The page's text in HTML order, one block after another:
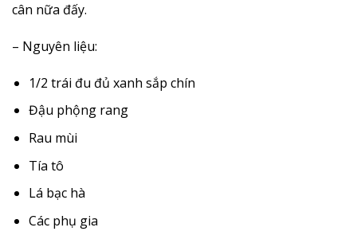
cân nữa đấy.
– Nguyên liệu:
1/2 trái đu đủ xanh sắp chín
Đậu phộng rang
Rau mùi
Tía tô
Lá bạc hà
Các phụ gia